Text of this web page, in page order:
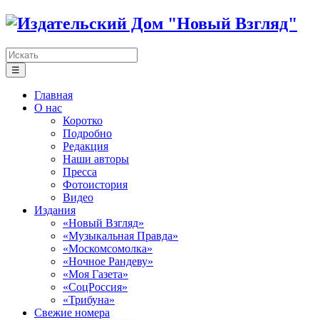
☰
Главная
О нас
Коротко
Подробно
Редакция
Наши авторы
Пресса
Фотоистория
Видео
Издания
«Новый Взгляд»
«Музыкальная Правда»
«Москомсомолка»
«Ночное Рандеву»
«Моя Газета»
«СоцРоссия»
«Трибуна»
Свежие номера